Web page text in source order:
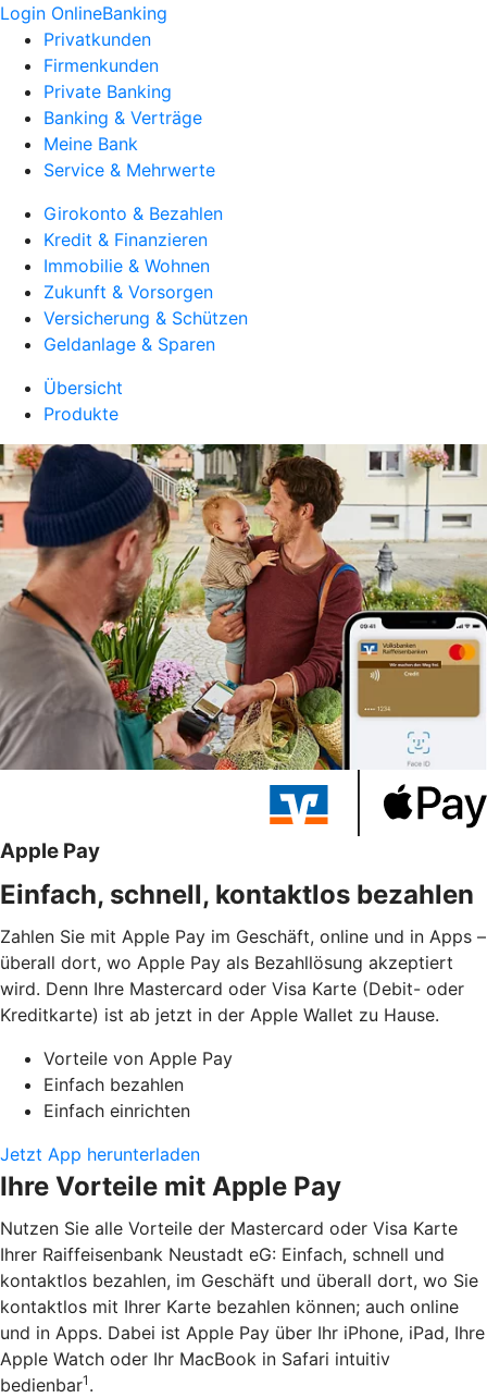
Login OnlineBanking
Privatkunden
Firmenkunden
Private Banking
Banking & Verträge
Meine Bank
Service & Mehrwerte
Girokonto & Bezahlen
Kredit & Finanzieren
Immobilie & Wohnen
Zukunft & Vorsorgen
Versicherung & Schützen
Geldanlage & Sparen
Übersicht
Produkte
Apple Pay
Einfach, schnell, kontaktlos bezahlen
Zahlen Sie mit Apple Pay im Geschäft, online und in Apps –
überall dort, wo Apple Pay als Bezahllösung akzeptiert
wird. Denn Ihre Mastercard oder Visa Karte (Debit- oder
Kreditkarte) ist ab jetzt in der Apple Wallet zu Hause.
Vorteile von Apple Pay
Einfach bezahlen
Einfach einrichten
Jetzt App herunterladen
Ihre Vorteile mit Apple Pay
Nutzen Sie alle Vorteile der Mastercard oder Visa Karte
Ihrer Raiffeisenbank Neustadt eG: Einfach, schnell und
kontaktlos bezahlen, im Geschäft und überall dort, wo Sie
kontaktlos mit Ihrer Karte bezahlen können; auch online
und in Apps. Dabei ist Apple Pay über Ihr iPhone, iPad, Ihre
Apple Watch oder Ihr MacBook in Safari intuitiv
bedienbar1 .